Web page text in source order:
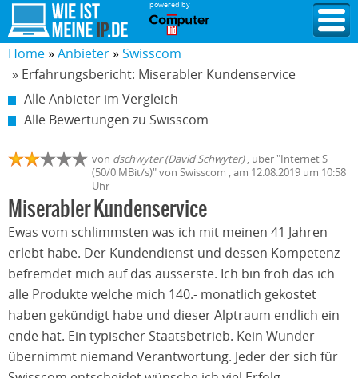
powered by
Home Anbieter
Swisscom
» Erfahrungsbericht: Miserabler Kundenservice
Alle Anbieter im Vergleich
Alle Bewertungen zu Swisscom
von dschwyter (David Schwyter), über "Internet S
(50/0 MBit/s)" von Swisscom , am 12.08.2019 um 10:58
Uhr
Miserabler Kundenservice
Ewas vom schlimmsten was ich mit meinen 41 Jahren
erlebt habe. Der Kundendienst und dessen Kompetenz
befremdet mich auf das äusserste. Ich bin froh das ich
alle Produkte welche mich 140.- monatlich gekostet
haben gekündigt habe und dieser Alptraum endlich ein
ende hat. Ein typischer Staatsbetrieb. Kein Wunder
übernimmt niemand Verantwortung. Jeder der sich für